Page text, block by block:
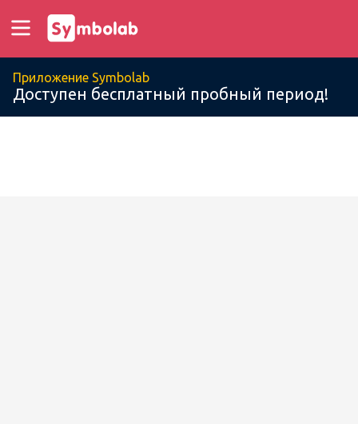
Приложение Symbolab
Доступен бесплатный пробный период!